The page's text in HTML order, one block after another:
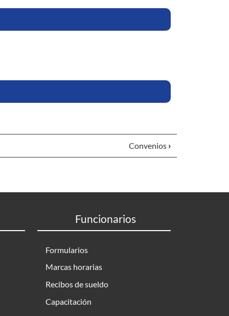
Convenios ›
Funcionarios
Formularios
Marcas horarias
Recibos de sueldo
Capacitación